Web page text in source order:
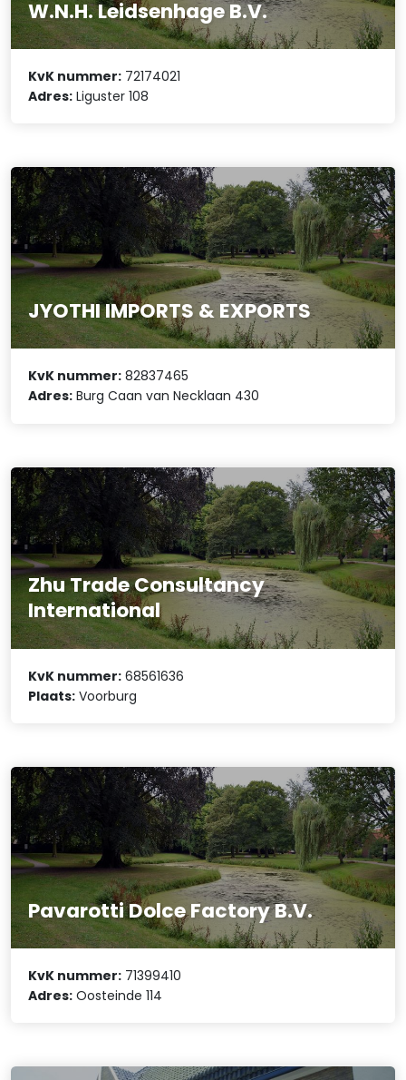
W.N.H. Leidsenhage B.V.
KvK nummer: 72174021
Adres: Liguster 108
JYOTHI IMPORTS & EXPORTS
KvK nummer: 82837465
Adres: Burg Caan van Necklaan 430
Zhu Trade Consultancy
International
KvK nummer: 68561636
Plaats: Voorburg
Pavarotti Dolce Factory B.V.
KvK nummer: 71399410
Adres: Oosteinde 114